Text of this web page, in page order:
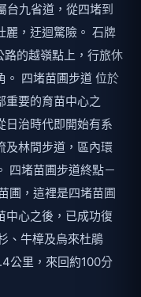
台九省道，從四堵到
麗，迂迴驚險。 石牌
的越嶺點上，行旅休
。 四堵苗圃步道 位於
重要的育苗中心之
日治時代即開始有系
及林間步道，區內環
四堵苗圃步道終點－
圃，這裡是四堵苗圃
中心之後，已成功復
、牛樟及烏來杜鵑
公里，來回約100分